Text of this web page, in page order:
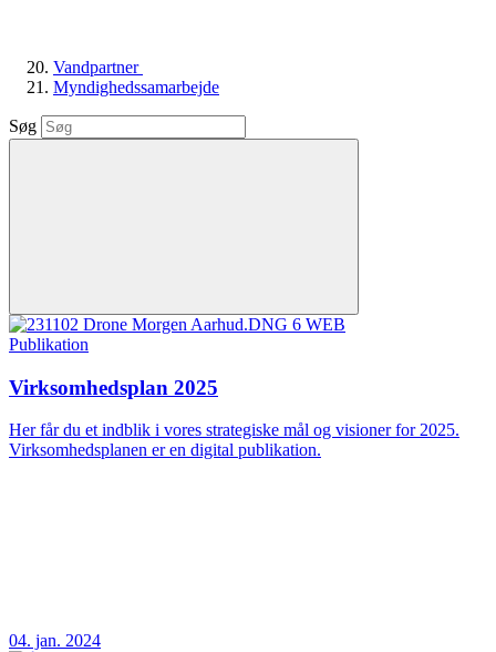
Vandpartner
Myndighedssamarbejde
Søg
Publikation
Virksomhedsplan 2025
Her får du et indblik i vores strategiske mål og visioner for 2025.
Virksomhedsplanen er en digital publikation.
04. jan. 2024